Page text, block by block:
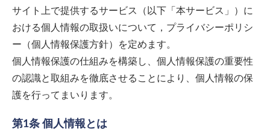
サイト上で提供するサービス（以下「本サービス」）に
おける個人情報の取扱いについて，プライバシーポリシ
ー（個人情報保護方針）を定めます。
個人情報保護の仕組みを構築し、個人情報保護の重要性
の認識と取組みを徹底させることにより、個人情報の保
護を行ってまいります。
第1条 個人情報とは